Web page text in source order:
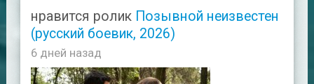
нравится ролик Позывной неизвестен
(русский боевик, 2026)
6 дней назад